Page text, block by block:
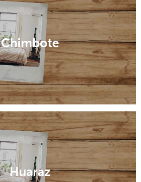
Chacas
Chimbote
Huaraz